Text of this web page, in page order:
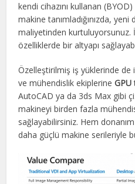
kendi cihazını kullanan
makine tanımladığınızda, yeni
maliyetinden kurtuluyorsunuz.
özelliklerde bir altyapı
Özelleştirilmiş iş yüklerinde de
ve mühendislik ekiplerineGPU
AutoCAD ya da 3ds Max gibi
makineyi birden fazla
sağlayabilirsiniz. Hem
daha güçlü makine serileriyle